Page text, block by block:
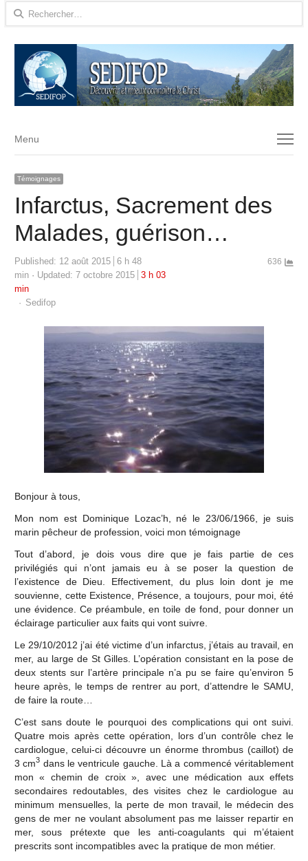
Rechercher :
Menu
Menu
Témoignages
Infarctus, Sacrement des
Malades, guérison…
Published: 12 août 2015
6 h 48
min
Updated: 7 octobre 2015
3 h 03
min
Author
Sedifop
636
Bonjour à tous,
Mon nom est Dominique Lozac’h, né le 23/06/1966, je suis
marin pêcheur de profession, voici mon témoignage
Tout d’abord, je dois vous dire que je fais partie de ces
privilégiés qui n’ont jamais eu à se poser la question de
l’existence de Dieu. Effectivement, du plus loin dont je me
souvienne, cette Existence, Présence, a toujours, pour moi, été
une évidence. Ce préambule, en toile de fond, pour donner un
éclairage particulier aux faits qui vont suivre.
Le 29/10/2012 j’ai été victime d’un infarctus, j’étais au travail, en
mer, au large de St Gilles. L’opération consistant en la pose de
deux stents sur l’artère principale n’a pu se faire qu’environ 5
heure après, le temps de rentrer au port, d’attendre le SAMU,
de faire la route…
C’est sans doute le pourquoi des complications qui ont suivi.
Quatre mois après cette opération, lors d’un contrôle chez le
cardiologue, celui-ci découvre un énorme thrombus (caillot) de
3 cm3 dans le ventricule gauche. Là a commencé véritablement
mon « chemin de croix », avec une médication aux effets
secondaires redoutables, des visites chez le cardiologue au
minimum mensuelles, la perte de mon travail, le médecin des
gens de mer ne voulant absolument pas me laisser repartir en
mer, sous prétexte que les anti-coagulants qui m’étaient
prescrits sont incompatibles avec la pratique de mon métier.